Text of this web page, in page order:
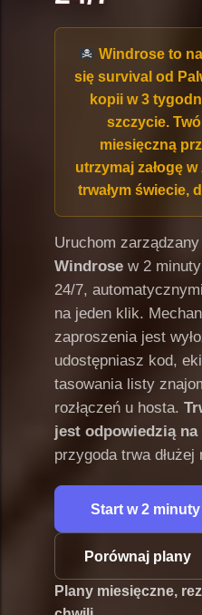
Windrose to
się survival od
kopii w 3
szczycie.
miesięczną
utrzymaj załogę
trwałym świecie,
Uruchom zarządzany
Windrose w 2
24/7,
na jeden klik.
zaproszenia jest
udostępniasz kod,
tasowania listy
rozłączeń u hosta.
jest odpowiedzią
przygoda trwa
Start w 2 minuty
Porównaj plany
Plany miesięczne,